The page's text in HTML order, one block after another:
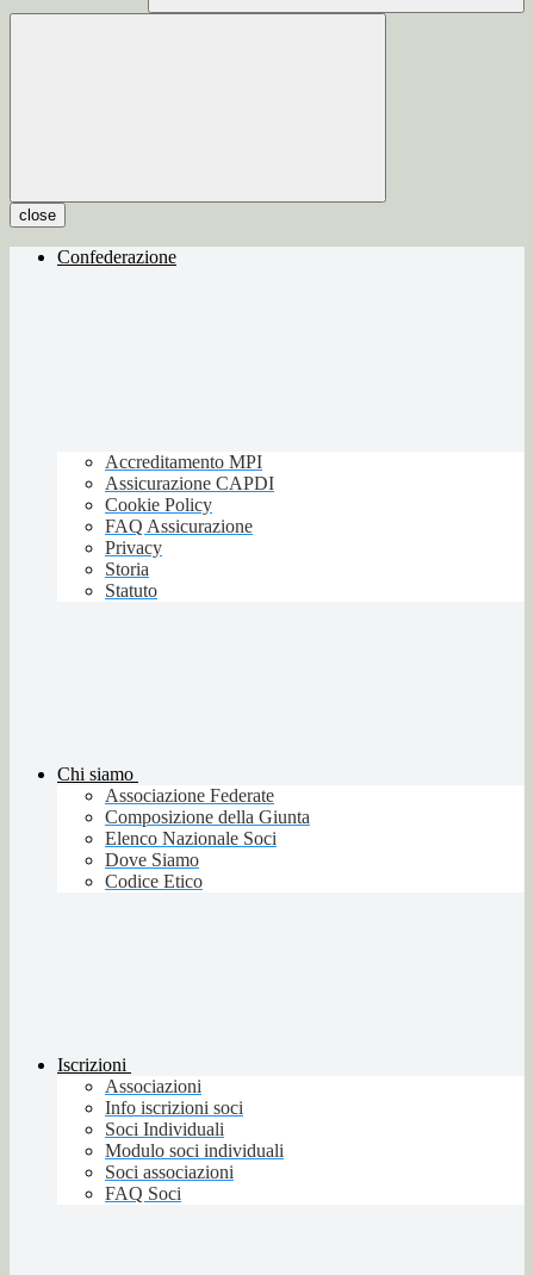
close
Confederazione
Accreditamento MPI
Assicurazione CAPDI
Cookie Policy
FAQ Assicurazione
Privacy
Storia
Statuto
Chi siamo
Associazione Federate
Composizione della Giunta
Elenco Nazionale Soci
Dove Siamo
Codice Etico
Iscrizioni
Associazioni
Info iscrizioni soci
Soci Individuali
Modulo soci individuali
Soci associazioni
FAQ Soci